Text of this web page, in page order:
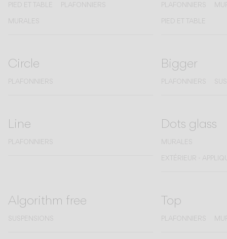
PIED ET TABLE
PLAFONNIERS
MURALES
PLAFONNIERS
PIED ET TABLE
Circle
PLAFONNIERS
Bigger
PLAFONNIERS
Line
PLAFONNIERS
Dots glass
MURALES
EXTÉRIEUR -
Algorithm free
SUSPENSIONS
Top
PLAFONNIERS